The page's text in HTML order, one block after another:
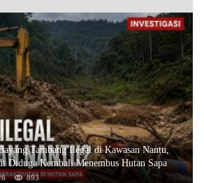
Tambang Ilegal di Kawasan Nantu,
Diduga Kembali Menembus Hutan Sapa
893